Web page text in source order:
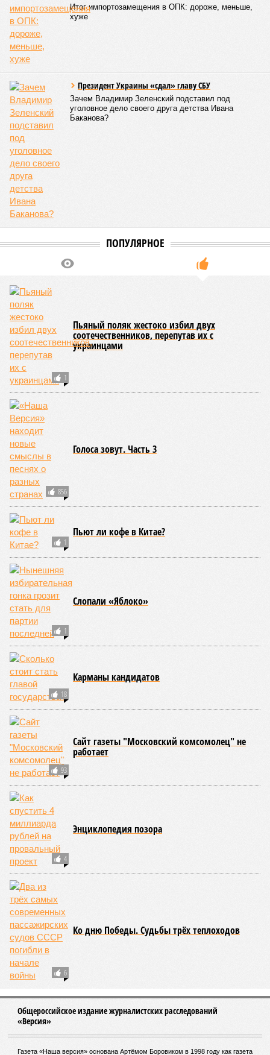
Итог импортозамещения в ОПК: дороже, меньше,
хуже
Президент Украины «сдал» главу СБУ
Зачем Владимир Зеленский подставил под
уголовное дело своего друга детства Ивана
Баканова?
ПОПУЛЯРНОЕ
1
Пьяный поляк жестоко избил двух
соотечественников, перепутав их с
украинцами
856
Голоса зовут. Часть 3
1
Пьют ли кофе в Китае?
1
Слопали «Яблоко»
18
Карманы кандидатов
93
Сайт газеты "Московский комсомолец" не
работает
4
Энциклопедия позора
6
Ко дню Победы. Судьбы трёх теплоходов
Общероссийское издание журналистских расследований
«Версия»
Газета «Наша версия» основана Артёмом Боровиком в 1998 году как газета